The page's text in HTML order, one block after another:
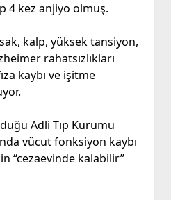
4 kez anjiyo olmuş.
kalp, yüksek tansiyon,
rahatsızlıkları
kaybı ve işitme
Adli Tıp Kurumu
vücut fonksiyon kaybı
“cezaevinde kalabilir”